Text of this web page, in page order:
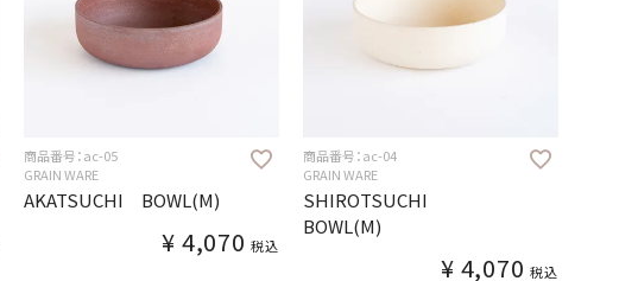
商品番号：ac-05
GRAIN WARE
AKATSUCHI BOWL(M)
¥ 4,070 税込
商品番号：ac-04
GRAIN WARE
SHIROTSUCHI
BOWL(M)
¥ 4,070 税込